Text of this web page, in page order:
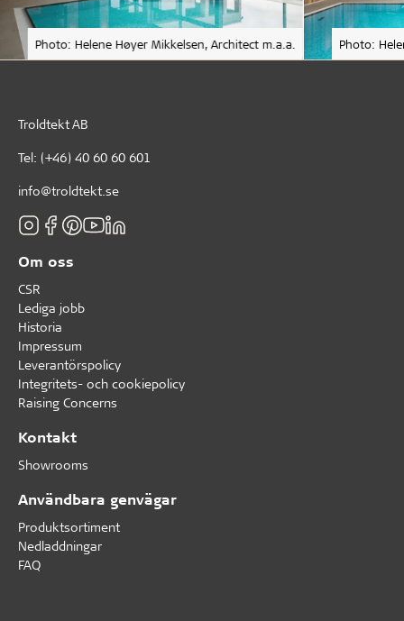
Photo: Helene Høyer Mikkelsen, Architect m.a.a. Photo:
Troldtekt AB
Tel: (+46) 40 60 60 601
info@troldtekt.se
Om oss
CSR
Lediga jobb
Historia
Impressum
Leverantörspolicy
Integritets- och cookiepolicy
Raising Concerns
Kontakt
Showrooms
Användbara genvägar
Produktsortiment
Nedladdningar
FAQ